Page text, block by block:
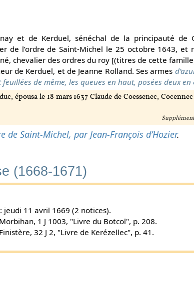
et de Kerduel, sénéchal de la principauté de
de l’ordre de Saint-Michel le 25 octobre 1643, et
chevalier des ordres du roy [(titres de cette
de Kerduel, et de Jeanne Rolland. Ses armes
de même, les queues en haut, posées deux
épousa le 18 mars 1637 Claude de Coessenec,
de Saint-Michel, par Jean-François d’Hozier.
(1668-1671)
11 avril 1669 (2 notices).
1 J 1003, "Livre du Botcol", p. 208.
32 J 2, "Livre de Kerézellec", p. 41.